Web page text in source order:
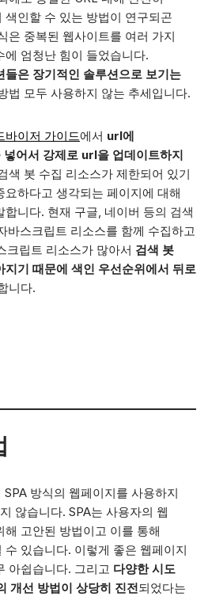
인할 수 있는 방법이 연구되곤
은 중복된 웹사이트를 여러 가지
엄청난 힘이 들었습니다.
들은 장기적인 솔루션으로 보기는
법 모두 사용하지 않는 추세입니다.
바이저 가이드에서 url에
어서 강제로 url을 업데이트하지
색 봇 수집 리소스가 제한되어 있기
하다고 생각되는 페이지에 대해
니다. 현재 구글, 네이버 등의 검색
바스크립트 리소스를 함께 수집하고
크립트 리소스가 많아서 검색 봇
지기 때문에 색인 우선순위에서 뒤로
니다.
방식의 웹페이지를 사용하지
않습니다. SPA는 사용자의 웹
고안된 방법이고 이를 통해
있습니다. 이렇게 좋은 웹페이지
아쉽습니다. 그리고 다양한 시도
개선 방법이 상당히 진전되었다는